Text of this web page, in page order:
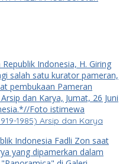
1985) Arsip dan Karya